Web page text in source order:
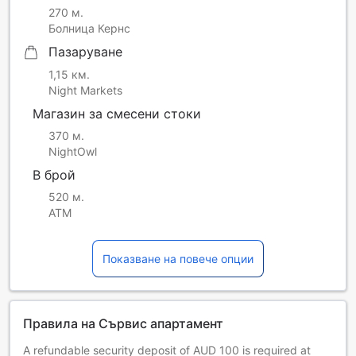
270 м.
Болница Кернс
Пазаруване
1,15 км.
Night Markets
Магазин за смесени стоки
370 м.
NightOwl
В брой
520 м.
ATM
Показване на повече опции
Правила на Сървис апартамент
A refundable security deposit of AUD 100 is required at